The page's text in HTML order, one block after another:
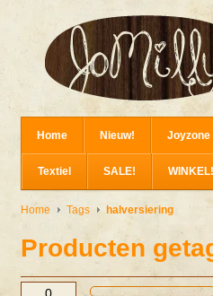
Home Nieuw! Joyzone
Textiel SALE! WINKEL!
Home Tags halversiering
Producten